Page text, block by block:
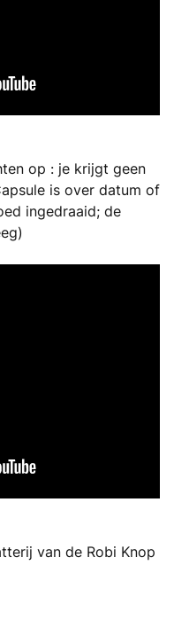
op : je krijgt geen
is over datum of
ingedraaid; de
van de Robi Knop